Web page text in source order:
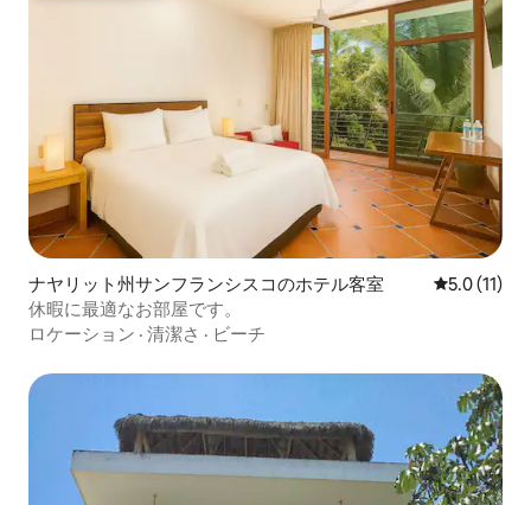
ナヤリット州サンフランシスコのホテル客室 レビュー11
5.0 (11)
休暇に最適なお部屋です。
ロケーション · 清潔さ · ビーチ